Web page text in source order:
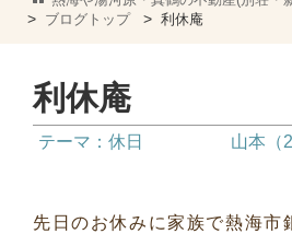
ブログトップ
利休庵
利休庵
テーマ：休日 山本（
先日のお休みに家族で熱海市